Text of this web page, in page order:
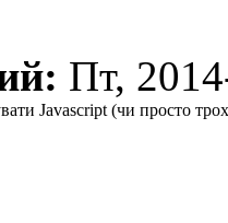
Пт,
Javascript (чи просто